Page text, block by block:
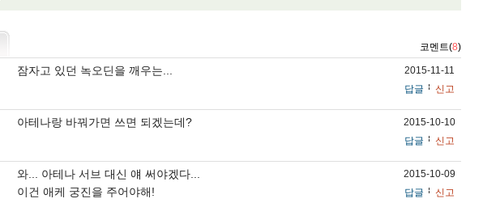
코멘트(8)
잠자고 있던 녹오딘을 깨우는...
2015-11-11
답글
신고
아테나랑 바꿔가면 쓰면 되겠는데?
2015-10-10
답글
신고
와... 아테나 서브 대신 얘 써야겠다...
이건 애케 궁진을 주어야해!
2015-10-09
답글
신고